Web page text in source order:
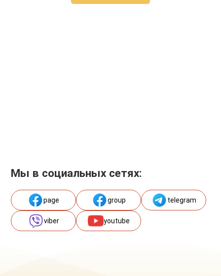
Мы в социальных сетях:
page group telegram
viber youtube